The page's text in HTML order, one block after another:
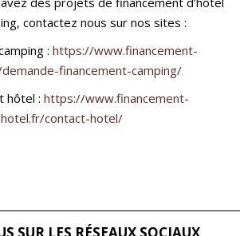
contactez nous sur nos sites :
: https://www.financement-
financement-camping/
hôtel : https://www.financement-
hotel.fr/contact-hotel/
SUR LES RÉSEAUX SOCIAUX